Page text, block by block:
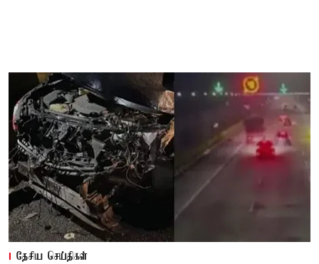
தேசிய செய்திகள்